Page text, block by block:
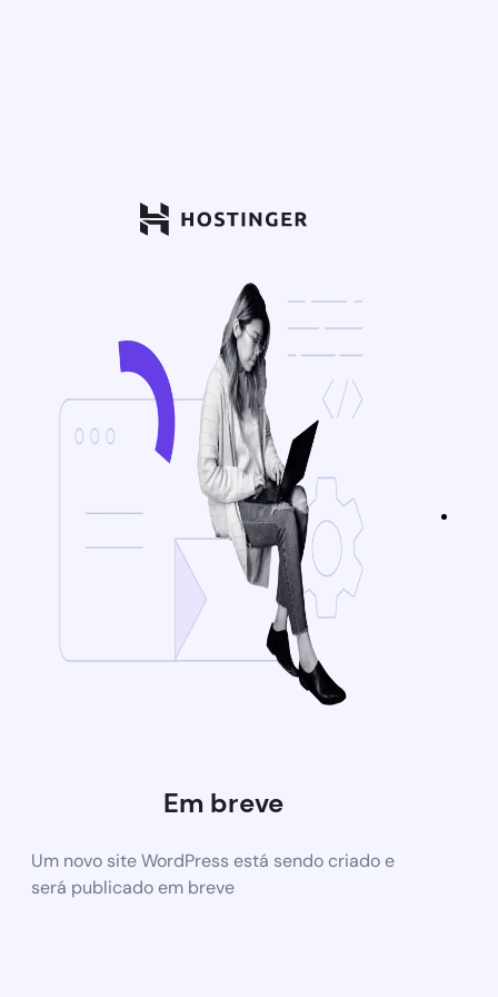
Em breve
Um novo site WordPress está sendo criado e
será publicado em breve